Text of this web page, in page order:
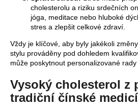
cholesterolu a riziku srdečních
jóga, meditace nebo hluboké
stres a zlepšit celkové zdraví.
Vždy je klíčové, aby byly jakékoli
stylu prováděny pod dohledem
může poskytnout personalizované
Vysoký cholesterol z
tradiční čínské